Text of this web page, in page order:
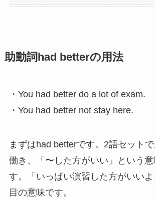
助動詞had betterの用法
・You had better do a lot of exam.
・You had better not stay here.
まずはhad betterです。2語セット
働き、「〜した方がいい」という意
す。「いっぱい演習した方がいい
目の意味です。